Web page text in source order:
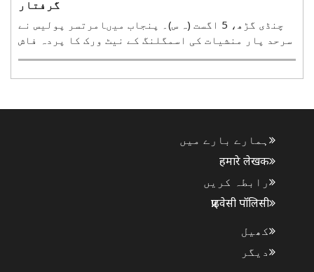
گرفتار
چنڈی گڑھ، 5 اگست (ہ س)۔ پنجاب میںامرتسر پولیس نے
سرحد پار منشیات کی اسمگلنگ کے نیٹ ورک کا پردہ فاش
کرکے دواسمگلر کو گرفتار کیاہے۔پولیس نے ملزمان
ہمارے بارے میں
हमारे लेखक
رابطہ کریں
प्राइवेसी पॉलिसी
کھیل
دیگر